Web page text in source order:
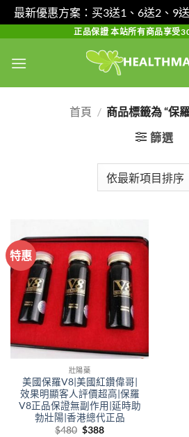
最新優惠方案：买3送1、6送2、9
content
正品保證 本站所有商品享受
首頁 / 商品標籤為 “保
篩選
特惠
壯陽藥
美國保羅V8|美國紅鑽偉哥|
效果明顯客人評價超高|保羅
V8正品保證無副作用|延時助
勃壯陽|香港總代正品
$480 Original
$388Current